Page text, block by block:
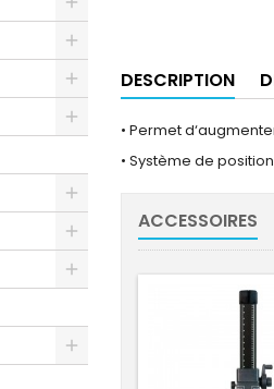
DESCRIPTION
• Permet
• Système de
ACCESSOIRES